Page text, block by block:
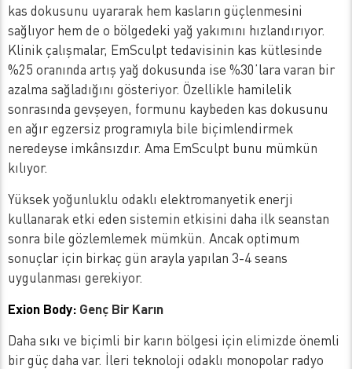
kas dokusunu uyararak hem kasların güçlenmesini
sağlıyor hem de o bölgedeki yağ yakımını hızlandırıyor.
Klinik çalışmalar, EmSculpt tedavisinin kas kütlesinde
%25 oranında artış yağ dokusunda ise %30’lara varan bir
azalma sağladığını gösteriyor. Özellikle hamilelik
sonrasında gevşeyen, formunu kaybeden kas dokusunu
en ağır egzersiz programıyla bile biçimlendirmek
neredeyse imkânsızdır. Ama EmSculpt bunu mümkün
kılıyor.
Yüksek yoğunluklu odaklı elektromanyetik enerji
kullanarak etki eden sistemin etkisini daha ilk seanstan
sonra bile gözlemlemek mümkün. Ancak optimum
sonuçlar için birkaç gün arayla yapılan 3-4 seans
uygulanması gerekiyor.
Exion Body: Genç Bir Karın
Daha sıkı ve biçimli bir karın bölgesi için elimizde önemli
bir güç daha var. İleri teknoloji odaklı monopolar radyo